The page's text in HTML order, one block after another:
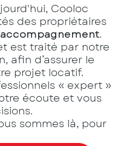
Cooloc
des propriétaires
accompagnement.
est traité par notre
afin d’assurer le
projet locatif.
« expert »
écoute et vous
sommes là, pour